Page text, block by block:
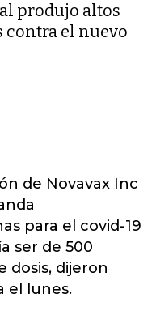
produjo altos
contra el nuevo
de Novavax Inc
para el covid-19
ser de 500
dosis, dijeron
el lunes.